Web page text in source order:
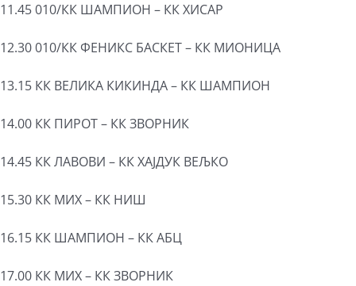
11.45 010/КК ШАМПИОН – КК ХИСАР
12.30 010/КК ФЕНИКС БАСКЕТ – КК МИОНИЦА
13.15 КК ВЕЛИКА КИКИНДА – КК ШАМПИОН
14.00 КК ПИРОТ – КК ЗВОРНИК
14.45 КК ЛАВОВИ – КК ХАЈДУК ВЕЉКО
15.30 КК МИX – КК НИШ
16.15 КК ШАМПИОН – КК АБЦ
17.00 КК МИX – КК ЗВОРНИК